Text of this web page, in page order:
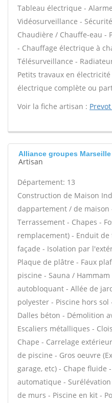
Tableau électrique -
Vidéosurveillance -
Chaudière / Chauffe-eau -
- Chauffage électrique à
Télésurveillance -
Petits travaux en
électrique complète ou
Voir la fiche artisan :
Alliance groupes Marseille
Artisan
Département: 13
Construction de Maison
dappartement / de
Terrassement - Chapes -
remplacement) - Enduit de
façade - Isolation par
Plaque de plâtre - Faux
piscine - Sauna / Hammam
autobloquant - Allée de
polyester - Piscine hors
Dalles béton - Démolition
Escaliers métalliques -
Chape - Carrelage
de piscine - Gros oeuvre
garage, etc) - Chape fluide
automatique -
de murs - Piscine en kit -